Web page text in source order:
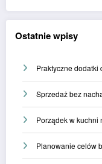
Ostatnie wpisy
Praktyczne dodatki
Sprzedaż bez
Porządek w kuchni
Planowanie celów